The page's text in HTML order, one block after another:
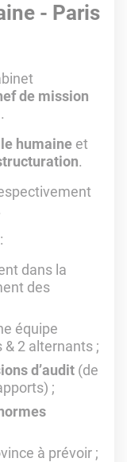
- Paris
de mission
humaine et
.
dans la
des
équipe
& 2 alternants ;
d’audit (de
;
à prévoir ;